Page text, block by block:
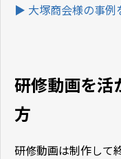
▶ 大塚商会様の事例
研修動画を活
方
研修動画は制作して